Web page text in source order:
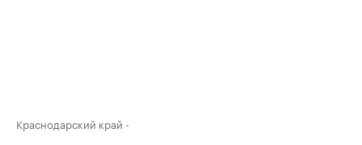
Краснодарский край